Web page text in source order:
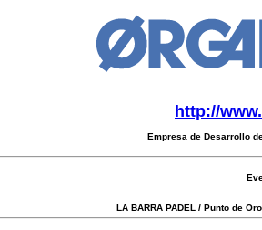
http://
Empresa de Desarrollo
LA BARRA PADEL / Punto de